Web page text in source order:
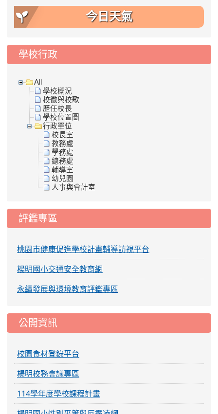
今日天氣
學校行政
All
學校概況
校徽與校歌
歷任校長
學校位置圖
行政單位
校長室
教務處
學務處
總務處
輔導室
幼兒園
人事與會計室
評鑑專區
桃園市健康促進學校計畫輔導訪視平台
楊明國小交通安全教育網
永續發展與環境教育評鑑專區
公開資訊
校園食材登錄平台
楊明校務會議專區
114學年度學校課程計畫